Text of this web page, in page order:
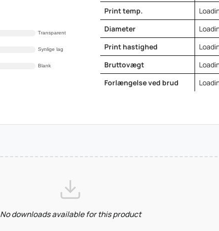
Transparent
Synlige lag
Blank
Print temp.
Diameter
Print hastighed
Bruttovægt
Forlængelse ved brud
No downloads available for this product